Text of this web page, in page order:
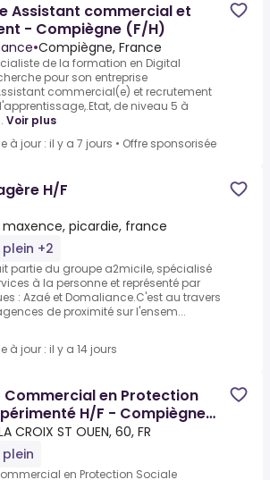
Assistant commercial et
- Compiègne (F/H)
•Compiègne, France
de la formation en Digital
pour son entreprise
commercial(e) et recrutement
de niveau 5 à
Voir plus
à jour : il y a 7 jours • Offre sponsorisée
H/F
picardie, france
+2
partie du groupe a2micile, spécialisé
à la personne et représenté par
: Azaé et Domaliance.C'est au travers
de proximité sur l'ensem...
à jour : il y a 14 jours
Commercial en Protection
H/F - Compiègne
CROIX ST OUEN, 60, FR
en Protection Sociale